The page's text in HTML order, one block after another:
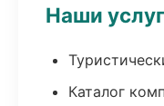
Наши
Каталог